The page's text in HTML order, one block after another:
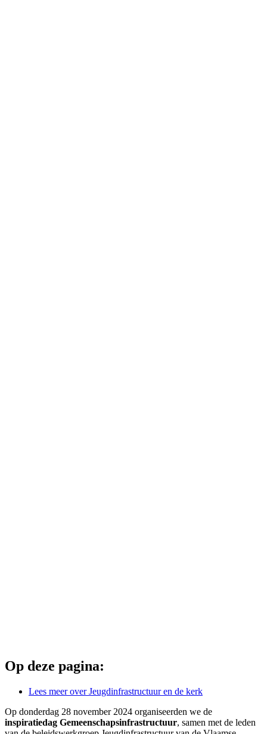
Op deze pagina:
Lees meer over Jeugdinfrastructuur en de kerk
Op donderdag 28 november 2024 organiseerden we de
inspiratiedag Gemeenschapsinfrastructuur, samen met de leden